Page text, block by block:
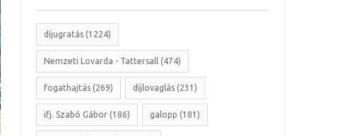
díjugratás (1224)
Nemzeti Lovarda - Tattersall (474)
fogathajtás (269) díjlovaglás (231)
ifj. Szabó Gábor (186) galopp (181)